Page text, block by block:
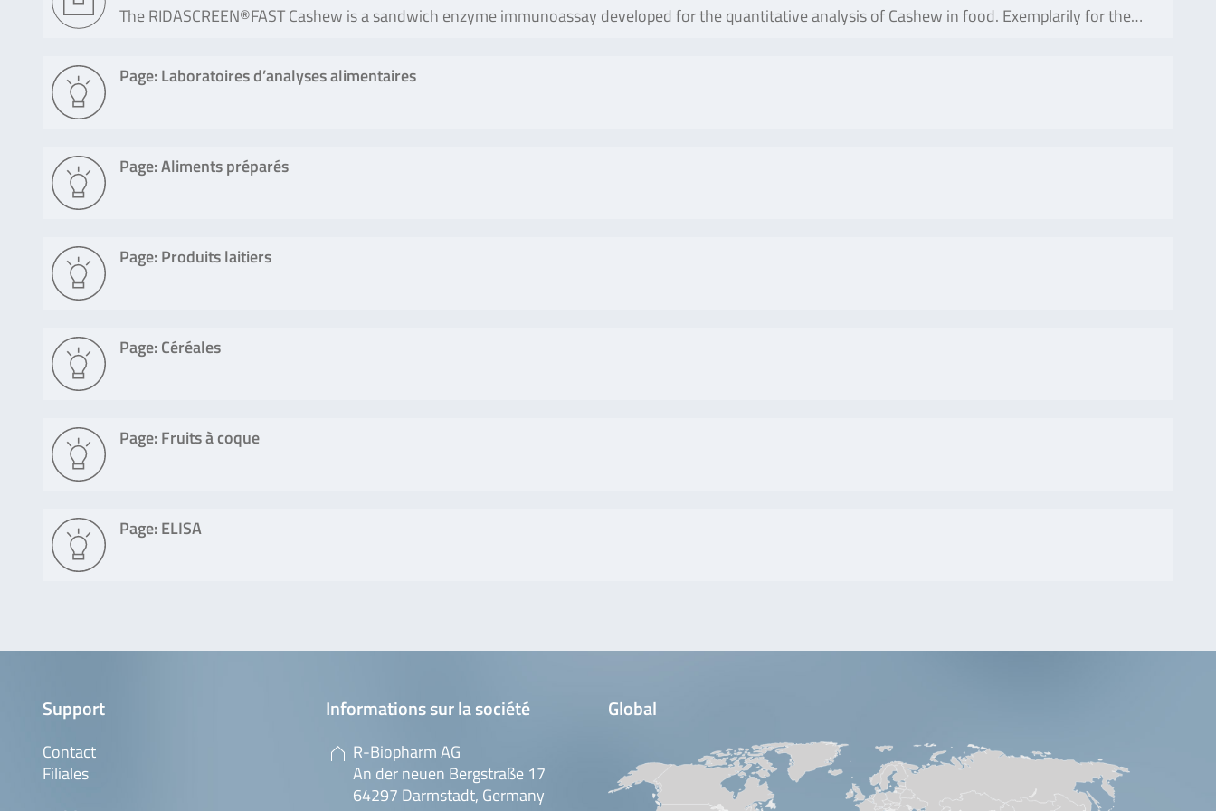
The RIDASCREEN®FAST Cashew is a sandwich enzyme immunoassay developed for the quantitative analysis of Cashew in food. Exemplarily for the…
Page: Laboratoires d’analyses alimentaires
Page: Aliments préparés
Page: Produits laitiers
Page: Céréales
Page: Fruits à coque
Page: ELISA
Support
Contact
Filiales
Informations sur la société
R-Biopharm AG
An der neuen Bergstraße 17
64297 Darmstadt, Germany
Global